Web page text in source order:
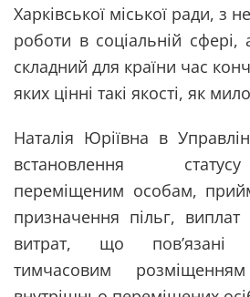
Харківської міської ради, з
роботи в соціальній сфері,
складний для країни час
яких цінні такі якості, як
Наталія Юріївна в
встановлення
переміщеним особам,
призначення пільг,
витрат, що пов’язані
тимчасовим